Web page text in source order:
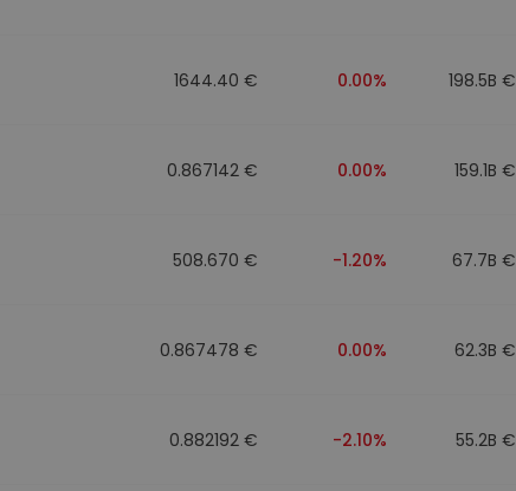
1644.40 € 0.00% 198.5B €
0.867142 € 0.00% 159.1B €
508.670 € -1.20% 67.7B €
0.867478 € 0.00% 62.3B €
0.882192 € -2.10% 55.2B €